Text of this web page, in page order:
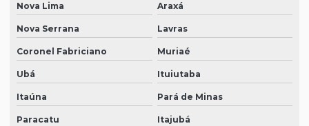
Nova Lima Araxá
Nova Serrana Lavras
Coronel Fabriciano Muriaé
Ubá Ituiutaba
Itaúna Pará de Minas
Paracatu Itajubá